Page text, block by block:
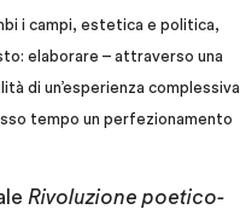
i campi, estetica e politica,
elaborare – attraverso una
di un’esperienza complessiva
tempo un perfezionamento
Rivoluzione poetico-